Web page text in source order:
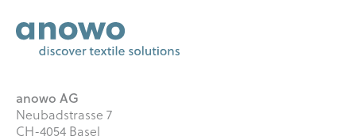
anowo AG
Neubadstrasse 7
CH-4054 Basel